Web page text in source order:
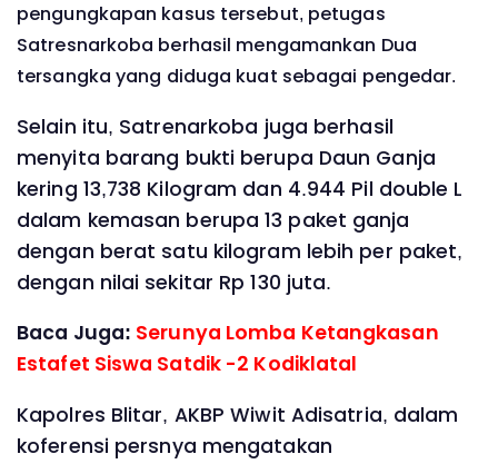
pengungkapan kasus tersebut, petugas
Satresnarkoba berhasil mengamankan Dua
tersangka yang diduga kuat sebagai pengedar.
Selain itu, Satrenarkoba juga berhasil
menyita barang bukti berupa Daun Ganja
kering 13,738 Kilogram dan 4.944 Pil double L
dalam kemasan berupa 13 paket ganja
dengan berat satu kilogram lebih per paket,
dengan nilai sekitar Rp 130 juta.
Baca Juga: Serunya Lomba Ketangkasan
Estafet Siswa Satdik -2 Kodiklatal
Kapolres Blitar, AKBP Wiwit Adisatria, dalam
koferensi persnya mengatakan